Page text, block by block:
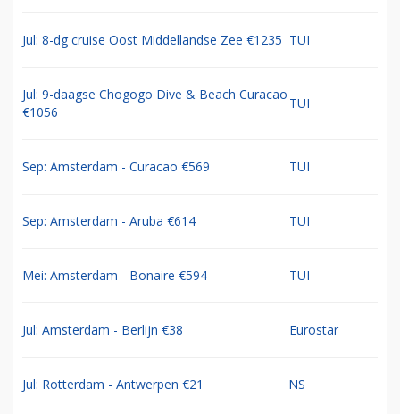
Jul: 8-dg cruise Oost Middellandse Zee €1235 TUI
Jul: 9-daagse Chogogo Dive & Beach Curacao
€1056
TUI
Sep: Amsterdam - Curacao €569 TUI
Sep: Amsterdam - Aruba €614 TUI
Mei: Amsterdam - Bonaire €594 TUI
Jul: Amsterdam - Berlijn €38 Eurostar
Jul: Rotterdam - Antwerpen €21 NS